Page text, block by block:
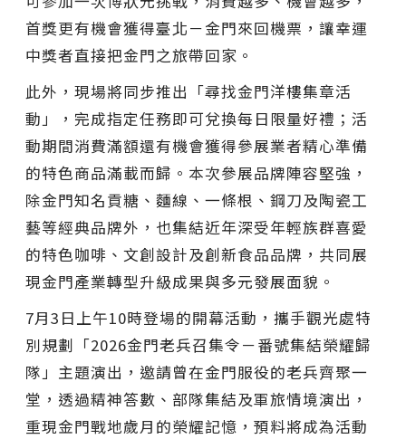
首獎更有機會獲得臺北－金門來回機票，讓幸運
中獎者直接把金門之旅帶回家。
此外，現場將同步推出「尋找金門洋樓集章活
動」，完成指定任務即可兌換每日限量好禮；活
動期間消費滿額還有機會獲得參展業者精心準備
的特色商品滿載而歸。本次參展品牌陣容堅強，
除金門知名貢糖、麵線、一條根、鋼刀及陶瓷工
藝等經典品牌外，也集結近年深受年輕族群喜愛
的特色咖啡、文創設計及創新食品品牌，共同展
現金門產業轉型升級成果與多元發展面貌。
7月3日上午10時登場的開幕活動，攜手觀光處特
別規劃「2026金門老兵召集令－番號集結榮耀歸
隊」主題演出，邀請曾在金門服役的老兵齊聚一
堂，透過精神答數、部隊集結及軍旅情境演出，
重現金門戰地歲月的榮耀記憶，預料將成為活動